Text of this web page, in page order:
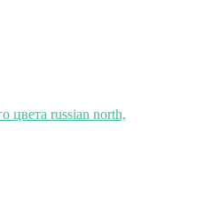
цвета russian north,